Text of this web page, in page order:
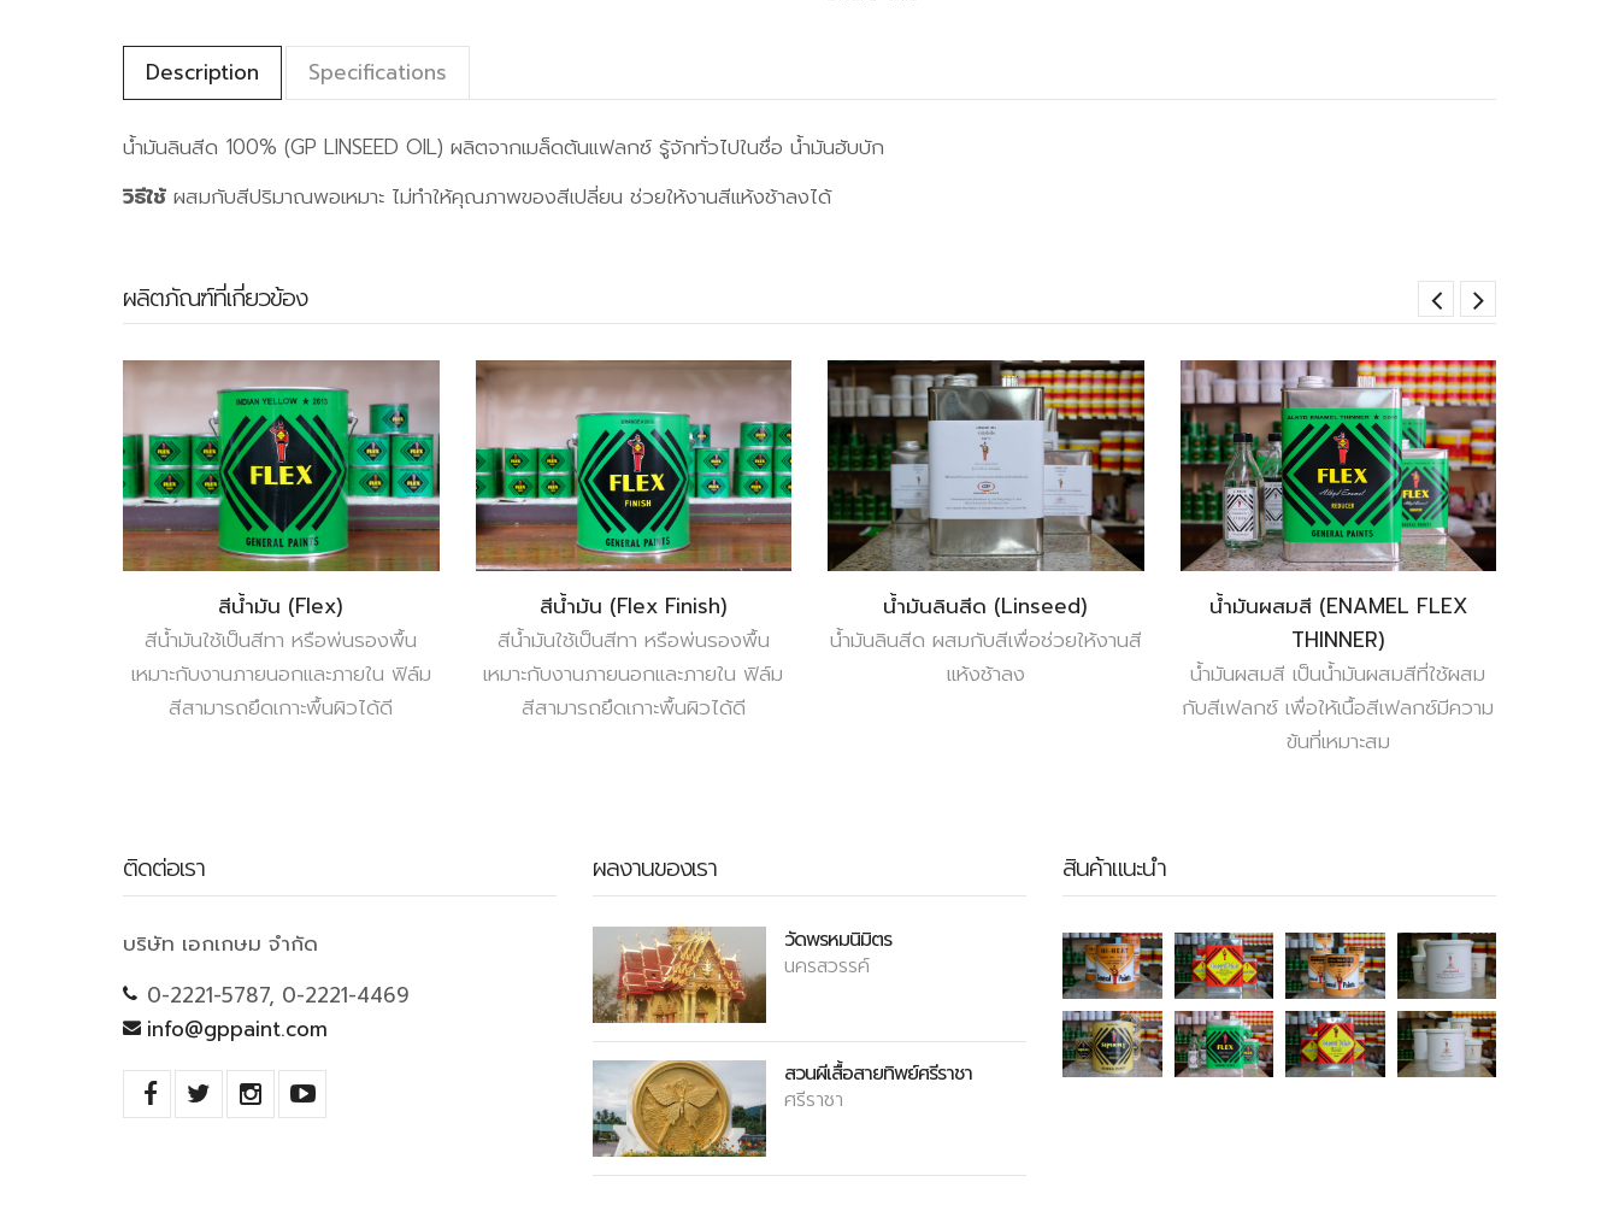
Description Specifications
น้ำมันลินสีด 100% (GP LINSEED OIL) ผลิตจากเมล็ดต้นแฟลกซ์ รู้จักทั่วไปในชื่อ น้ำมันฮับบัก
วิธีใช้ ผสมกับสีปริมาณพอเหมาะ ไม่ทำให้คุณภาพของสีเปลี่ยน ช่วยให้งานสีแห้งช้าลงได้
ผลิตภัณฑ์ที่เกี่ยวข้อง
สีน้ำมัน (Flex)
สีน้ำมันใช้เป็นสีทา หรือพ่นรองพื้น
เหมาะกับงานภายนอกและภายใน ฟิล์ม
สีสามารถยึดเกาะพื้นผิวได้ดี
สีน้ำมัน (Flex Finish)
สีน้ำมันใช้เป็นสีทา หรือพ่นรองพื้น
เหมาะกับงานภายนอกและภายใน ฟิล์ม
สีสามารถยึดเกาะพื้นผิวได้ดี
น้ำมันลินสีด (Linseed)
น้ำมันลินสีด ผสมกับสีเพื่อช่วยให้งานสี
แห้งช้าลง
น้ำมันผสมสี (ENAMEL FLEX
THINNER)
น้ำมันผสมสี เป็นน้ำมันผสมสีที่ใช้ผสม
กับสีเฟลกซ์ เพื่อให้เนื้อสีเฟลกซ์มีความ
ข้นที่เหมาะสม
ติดต่อเรา
บริษัท เอกเกษม จำกัด
0-2221-5787, 0-2221-4469
info@gppaint.com
ผลงานของเรา
วัดพรหมนิมิตร
นครสวรรค์
สวนผีเสื้อสายทิพย์ศรีราชา
ศรีราชา
สินค้าแนะนำ